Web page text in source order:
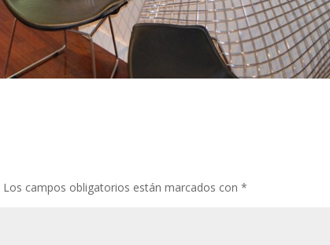
Los campos obligatorios están marcados con*